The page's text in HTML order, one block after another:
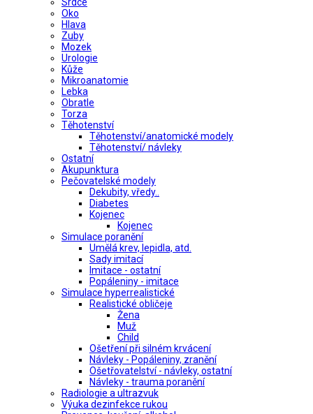
Srdce
Oko
Hlava
Zuby
Mozek
Urologie
Kůže
Mikroanatomie
Lebka
Obratle
Torza
Těhotenství
Těhotenství/anatomické modely
Těhotenství/ návleky
Ostatní
Akupunktura
Pečovatelské modely
Dekubity, vředy..
Diabetes
Kojenec
Kojenec
Simulace poranění
Umělá krev, lepidla, atd.
Sady imitací
Imitace - ostatní
Popáleniny - imitace
Simulace hyperrealistické
Realistické obličeje
Žena
Muž
Child
Ošetření při silném krvácení
Návleky - Popáleniny, zranění
Ošetřovatelství - návleky, ostatní
Návleky - trauma poranění
Radiologie a ultrazvuk
Výuka dezinfekce rukou